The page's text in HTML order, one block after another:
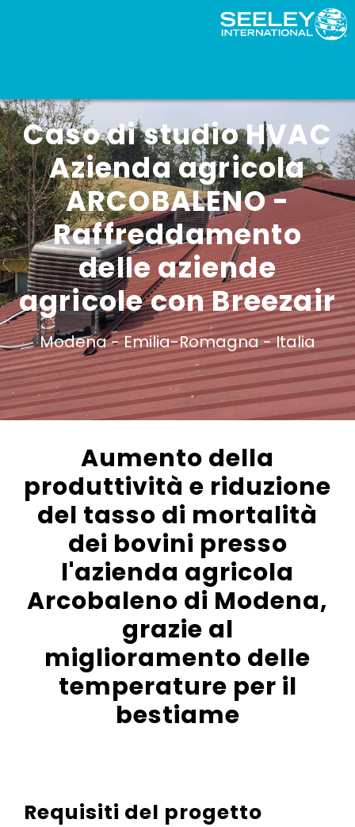
Caso di studio HVAC
Azienda agricola
ARCOBALENO -
Raffreddamento
delle aziende
agricole con Breezair
Modena -Emilia-Romagna -Italia
Aumento della
produttività e riduzione
del tasso di mortalità
dei bovini presso
l'azienda agricola
Arcobaleno di Modena,
grazie al
miglioramento delle
temperature per il
bestiame
Requisiti del progetto